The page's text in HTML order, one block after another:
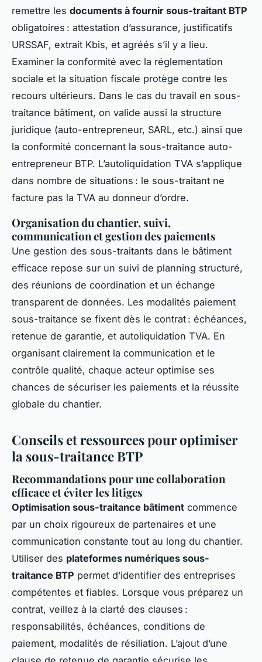
remettre les documents à fournir sous-traitant BTP
obligatoires : attestation d’assurance, justificatifs
URSSAF, extrait Kbis, et agréés s’il y a lieu.
Examiner la conformité avec la réglementation
sociale et la situation fiscale protège contre les
recours ultérieurs. Dans le cas du travail en sous-
traitance bâtiment, on valide aussi la structure
juridique (auto-entrepreneur, SARL, etc.) ainsi que
la conformité concernant la sous-traitance auto-
entrepreneur BTP. L’autoliquidation TVA s’applique
dans nombre de situations : le sous-traitant ne
facture pas la TVA au donneur d’ordre.
Organisation du chantier, suivi,
communication et gestion des paiements
Une gestion des sous-traitants dans le bâtiment
efficace repose sur un suivi de planning structuré,
des réunions de coordination et un échange
transparent de données. Les modalités paiement
sous-traitance se fixent dès le contrat : échéances,
retenue de garantie, et autoliquidation TVA. En
organisant clairement la communication et le
contrôle qualité, chaque acteur optimise ses
chances de sécuriser les paiements et la réussite
globale du chantier.
Conseils et ressources pour optimiser
la sous-traitance BTP
Recommandations pour une collaboration
efficace et éviter les litiges
Optimisation sous-traitance bâtiment commence
par un choix rigoureux de partenaires et une
communication constante tout au long du chantier.
Utiliser des plateformes numériques sous-
traitance BTP permet d’identifier des entreprises
compétentes et fiables. Lorsque vous préparez un
contrat, veillez à la clarté des clauses :
responsabilités, échéances, conditions de
paiement, modalités de résiliation. L’ajout d’une